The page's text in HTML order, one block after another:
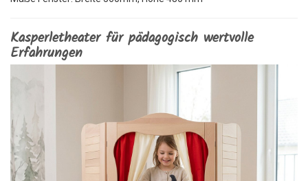
Kasperletheater für pädagogisch wertvolle
Erfahrungen